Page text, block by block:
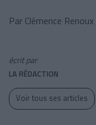
Par Clémence Renoux
écrit par
LA RÉDACTION
Voir tous ses articles